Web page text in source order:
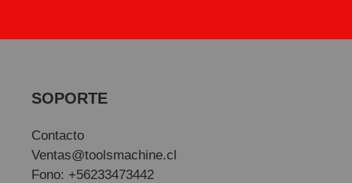
SOPORTE
Contacto
Ventas@toolsmachine.cl
Fono: +56233473442